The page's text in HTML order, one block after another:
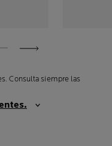
Consulta siempre las